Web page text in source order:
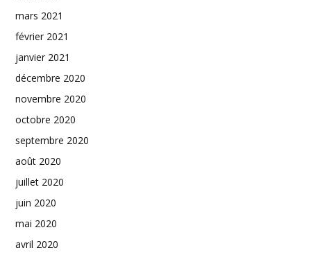
mars 2021
février 2021
janvier 2021
décembre 2020
novembre 2020
octobre 2020
septembre 2020
août 2020
juillet 2020
juin 2020
mai 2020
avril 2020